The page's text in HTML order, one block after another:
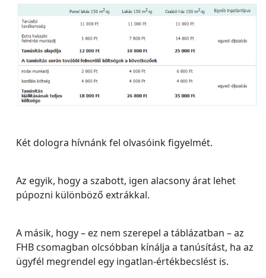
Két dologra hívnánk fel olvasóink figyelmét.
Az egyik, hogy a szabott, igen alacsony árat lehet
púpozni különböző extrákkal.
A másik, hogy – ez nem szerepel a táblázatban – az
FHB csomagban olcsóbban kínálja a tanúsítást, ha az
ügyfél megrendel egy ingatlan-értékbecslést is.